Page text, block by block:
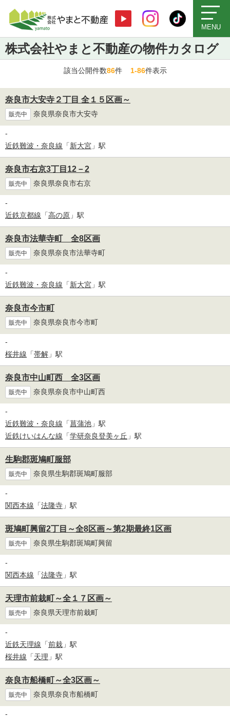
MENU
株式会社やまと不動産の物件カタログ
該当公開件数86件1-86件表示
奈良市大安寺２丁目 全１５区画～
販売中 奈良県奈良市大安寺
-
近鉄難波・奈良線 「新大宮 」駅
奈良市右京3丁目12－2
販売中 奈良県奈良市右京
-
近鉄京都線 「高の原 」駅
奈良市法華寺町 全8区画
販売中 奈良県奈良市法華寺町
-
近鉄難波・奈良線 「新大宮 」駅
奈良市今市町
販売中 奈良県奈良市今市町
-
桜井線 「帯解 」駅
奈良市中山町西 全3区画
販売中 奈良県奈良市中山町西
-
近鉄難波・奈良線 「菖蒲池 」駅
近鉄けいはんな線 「学研奈良登美ヶ丘 」駅
生駒郡斑鳩町服部
販売中 奈良県生駒郡斑鳩町服部
-
関西本線 「法隆寺 」駅
斑鳩町興留2丁目～全8区画～第2期最終1区画
販売中 奈良県生駒郡斑鳩町興留
-
関西本線 「法隆寺 」駅
天理市前栽町～全１７区画～
販売中 奈良県天理市前栽町
-
近鉄天理線 「前栽 」駅
桜井線 「天理 」駅
奈良市船橋町～全3区画～
販売中 奈良県奈良市船橋町
-